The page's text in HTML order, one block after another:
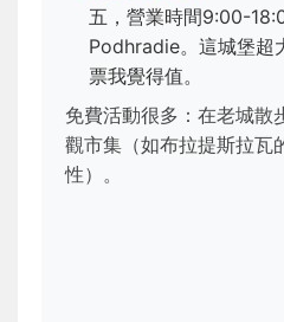
五，營業時間9:00-
Podhradie。這城堡超
票我覺得值。
免費活動很多：在老城散
觀市集（如布拉提斯拉瓦
性）。